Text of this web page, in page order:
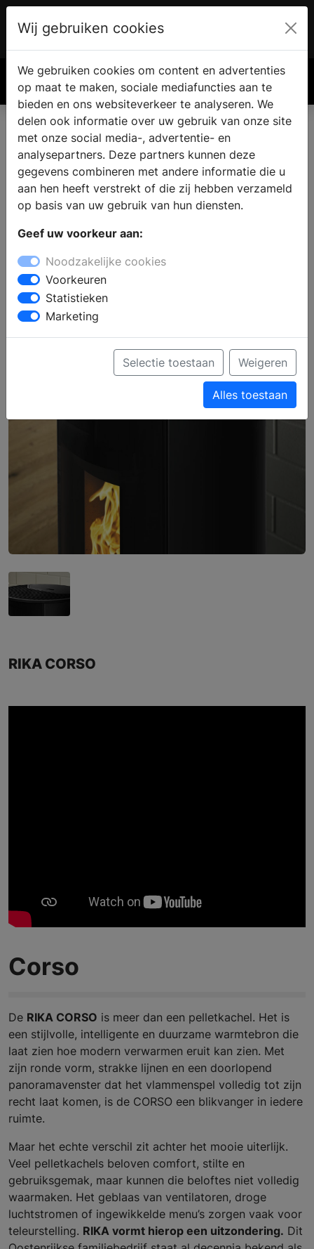
€ 0.00
RIKA CORSO
Corso
De RIKA CORSO is meer dan een pelletkachel. Het is
een stijlvolle, intelligente en duurzame warmtebron die
laat zien hoe modern verwarmen eruit kan zien. Met
zijn ronde vorm, strakke lijnen en een doorlopend
panoramavenster dat het vlammenspel volledig tot zijn
recht laat komen, is de CORSO een blikvanger in iedere
ruimte.
Maar het echte verschil zit achter het mooie uiterlijk.
Veel pelletkachels beloven comfort, stilte en
gebruiksgemak, maar kunnen die beloftes niet volledig
waarmaken. Het geblaas van ventilatoren, droge
luchtstromen of ingewikkelde menu’s zorgen vaak voor
teleurstelling. RIKA vormt hierop een uitzondering. Dit
Wij gebruiken cookies
We gebruiken cookies om content en advertenties
op maat te maken, sociale mediafuncties aan te
bieden en ons websiteverkeer te analyseren. We
delen ook informatie over uw gebruik van onze site
met onze social media-, advertentie- en
analysepartners. Deze partners kunnen deze
gegevens combineren met andere informatie die u
aan hen heeft verstrekt of die zij hebben verzameld
op basis van uw gebruik van hun diensten.
Geef uw voorkeur aan:
Noodzakelijke cookies
Voorkeuren
Statistieken
Marketing
Selectie toestaan Weigeren
Alles toestaan